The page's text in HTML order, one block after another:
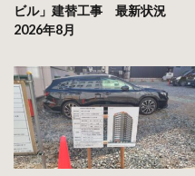
ビル」建替工事 最新状況
2026年8月